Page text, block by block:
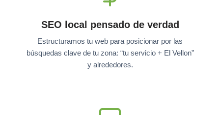
SEO local pensado de verdad
Estructuramos tu web para posicionar por las
búsquedas clave de tu zona: “tu servicio + El Vellon”
y alrededores.